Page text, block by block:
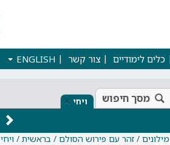
כלים לימודיים צור קשר ENGLISH
מסך חיפוש ויחי ×
מילונים / זהר עם פירוש הסולם / בראשית / ויחי